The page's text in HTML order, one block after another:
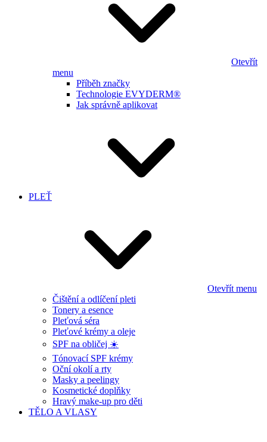
Otevřít
menu
Příběh značky
Technologie EVYDERM®
Jak správně aplikovat
PLEŤ
Otevřít menu
Čištění a odlíčení pleti
Tonery a esence
Pleťová séra
Pleťové krémy a oleje
SPF na obličej ☀️
Tónovací SPF krémy
Oční okolí a rty
Masky a peelingy
Kosmetické doplňky
Hravý make-up pro děti
TĚLO A VLASY